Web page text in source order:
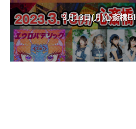
3月13日(月)心斎橋